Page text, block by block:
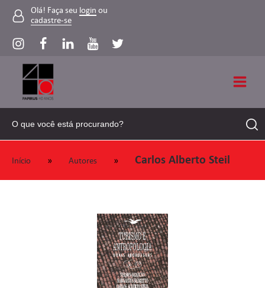
Olá! Faça seu login ou
cadastre-se
Início » Autores » Carlos Alberto Steil